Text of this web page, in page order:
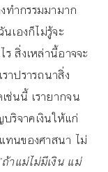
ำกรรมมามาก
เองก็ไม่รู้จะ
สิ่งเหล่านี้อาจจะ
าปรารถนาสิ่ง
ช่นนี้ เรายากจน
ริจาคเงินให้แก่
นของศาสนา ไม่
“ถ้าแม่ไม่มีเงิน แม่